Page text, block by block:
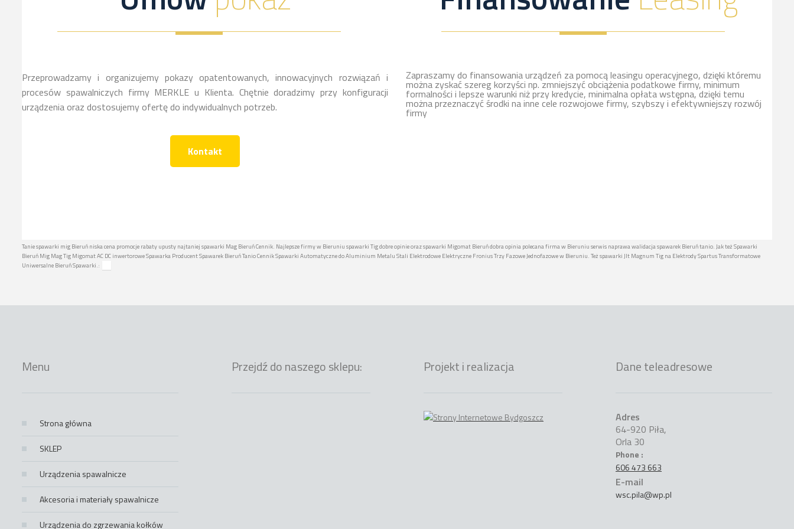
Przeprowadzamy i organizujemy pokazy opatentowanych, innowacyjnych rozwiązań i
procesów spawalniczych firmy MERKLE u Klienta. Chętnie doradzimy przy konfiguracji
urządzenia oraz dostosujemy ofertę do indywidualnych potrzeb.
Kontakt
Zapraszamy do finansowania urządzeń za pomocą leasingu operacyjnego, dzięki któremu
można zyskać szereg korzyści np. zmniejszyć obciążenia podatkowe firmy, minimum
formalności i lepsze warunki niż przy kredycie, minimalna opłata wstępna, dzięki temu
można przeznaczyć środki na inne cele rozwojowe firmy, szybszy i efektywniejszy rozwój
firmy
Tanie spawarki mig Bieruń niska cena promocje rabaty upusty najtaniej spawarki Mag Bieruń Cennik. Najlepsze firmy w Bieruniu spawarki Tig dobre opinie oraz spawarki Migomat Bieruń dobra opinia polecana firma w Bieruniu serwis naprawa walidacja spawarek Bieruń tanio. Jak też Spawarki
Bieruń Mig Mag Tig Migomat AC DC inwertorowe Spawarka Producent Spawarek Bieruń Tanio Cennik Spawarki Automatyczne do Aluminium Metalu Stali Elektrodowe Elektryczne Fronius Trzy Fazowe Jednofazowe w Bieruniu. Też spawarki Jlt Magnum Tig na Elektrody Spartus Transformatowe
Uniwersalne Bieruń Spawarki.:
Menu
Strona główna
SKLEP
Urządzenia spawalnicze
Akcesoria i materiały spawalnicze
Urządzenia do zgrzewania kołków
Przejdź do naszego sklepu: Projekt i realizacja Dane teleadresowe
Adres
64-920 Piła,
Orla 30
Phone :
606 473 663
E-mail
wsc.pila@wp.pl